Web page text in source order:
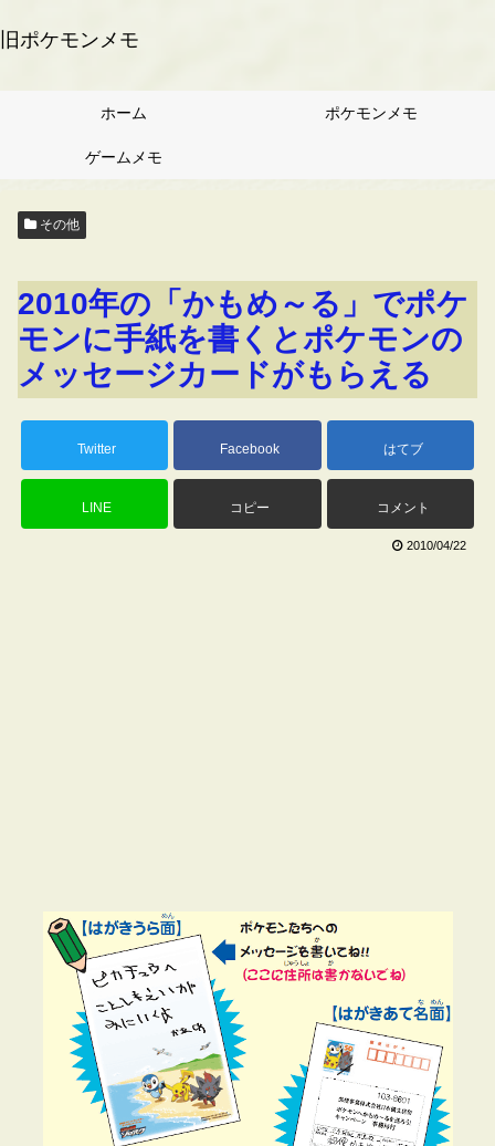
旧ポケモンメモ
ホーム ポケモンメモ
ゲームメモ
その他
2010年の「かもめ～る」でポケ
モンに手紙を書くとポケモンの
メッセージカードがもらえる
Twitter Facebook はてブ
LINE コピー コメント
2010/04/22